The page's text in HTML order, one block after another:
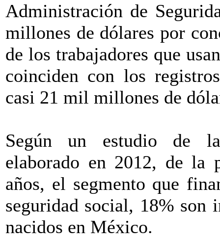
Administración de
millones de dólares por
de los trabajadores que
coinciden con los
casi 21 mil millones de
Según un estudio de
elaborado en 2012, de
años, el segmento que
seguridad social, 18% son
nacidos en México.